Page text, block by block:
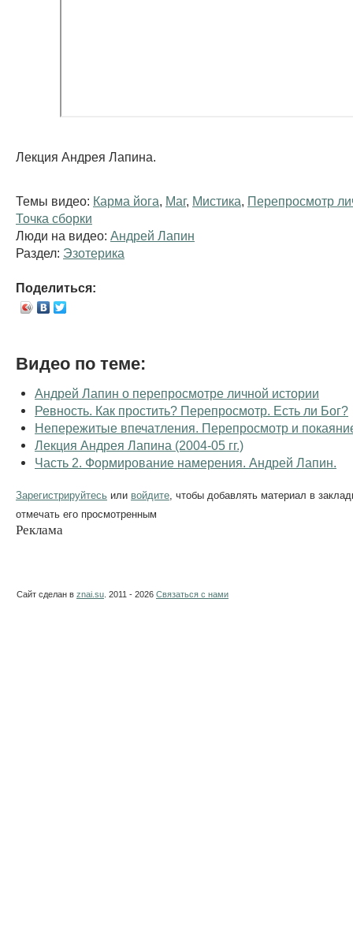
Лекция Андрея Лапина.
Темы видео: Карма йога Маг, Мистика Перепросмотр
Точка сборки
Люди на видео: Андрей Лапин
Раздел: Эзотерика
Поделиться:
Видео по теме:
Андрей Лапин о перепросмотре личной истории
Ревность. Как простить? Перепросмотр. Есть ли Бог?
Непережитые впечатления. Перепросмотр и
Лекция Андрея Лапина (2004-05 гг.)
Часть 2. Формирование намерения. Андрей Лапин.
Зарегистрируйтесь или войдите , чтобы добавлять материал в
отмечать его просмотренным
Реклама
Сайт сделан в znai.su . 2011 - 2026 Связаться с нами